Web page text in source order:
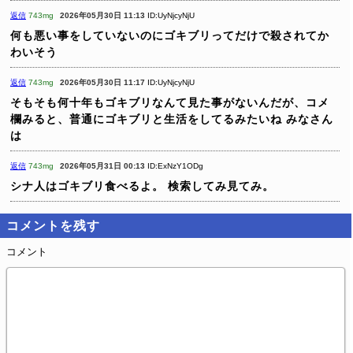
返信 743mg 2026年05月30日 11:13 ID:UyNjcyNjU
何も悪い事をしていないのにゴキブリってだけで殺されてか
わいそう
返信 743mg 2026年05月30日 11:17 ID:UyNjcyNjU
そもそも何十年もゴキブリなんて見た事がないんだが、コメ
欄みると、普通にゴキブリと生活をしてるみたいね みなさん
は
返信 743mg 2026年05月31日 00:13 ID:ExNzY1ODg
シナ人はゴキブリ食べるよ。 検索してみ見てみ。
コメントを残す
コメント